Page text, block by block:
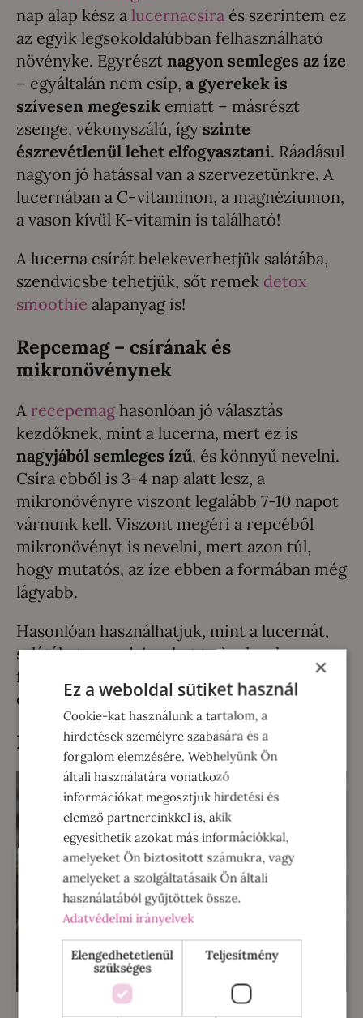
nap alap kész a lucernacsíra és szerintem ez
az egyik legsokoldalúbban felhasználható
növényke. Egyrészt nagyon semleges az íze
– egyáltalán nem csíp, a gyerekek is
szívesen megeszik emiatt – másrészt
zsenge, vékonyszálú, így szinte
észrevétlenül lehet elfogyasztani. Ráadásul
nagyon jó hatással van a szervezetünkre. A
lucernában a C-vitaminon, a magnéziumon,
a vason kívül K-vitamin is található!
A lucerna csírát belekeverhetjük salátába,
szendvicsbe tehetjük, sőt remek detox
smoothie alapanyag is!
Repcemag – csírának és
mikronövénynek
A recepemaghasonlóan jó választás
kezdőknek, mint a lucerna, mert ez is
nagyjából semleges ízű, és könnyű nevelni.
Csíra ebből is 3-4 nap alatt lesz, a
mikronövényre viszont legalább 7-10 napot
várnunk kell. Viszont megéri a repcéből
mikronövényt is nevelni, mert azon túl,
hogy mutatós, az íze ebben a formában még
lágyabb.
Hasonlóan használhatjuk, mint a lucernát,
salátákat, szendvicseket tudunk vele
feldobni, de akár főétel mellé is tehetjük
ehető dekorációnak.
Retekcsíra
×
Ez a weboldal sütiket használ
Cookie-kat használunk a tartalom, a
hirdetések személyre szabására és a
forgalom elemzésére. Webhelyünk Ön
általi használatára vonatkozó
információkat megosztjuk hirdetési és
elemző partnereinkkel is, akik
egyesíthetik azokat más információkkal,
amelyeket Ön biztosított számukra, vagy
amelyeket a szolgáltatásaik Ön általi
használatából gyűjtöttek össze.
Adatvédelmi irányelvek
Elengedhetetlenül
szükséges
Teljesítmény